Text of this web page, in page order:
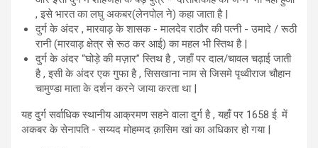
, इसे भारत का लघु अकबर(लेनपोल ने) कहा जाता है |
दुर्ग के अंदर , मारवाड़ के शासक - मालदेव राठौर की पत्नी - उमादे / रूठी
रानी (मारवाड़ क्षेत्र से रूठ कर आई) का महल भी स्तिथ है |
दुर्ग के अंदर “घोड़े की मज़ार” स्तिथ है , जहाँ पर दाल/चावल चढ़ाई जाती
है , इसी के अंदर एक गुफा है , सिसखाना नाम से जिसमे पृथ्वीराज चौहान
चामुण्डा माता के दर्शन करने जाया करता था |
यह दुर्ग सर्वाधिक स्थानीय आक्रमण सहने वाला दुर्ग है , यहाँ पर 1658 ई. में
अकबर के सेनापति - सय्यद मोहम्मद क़ासिम खां का अधिकार हो गया |